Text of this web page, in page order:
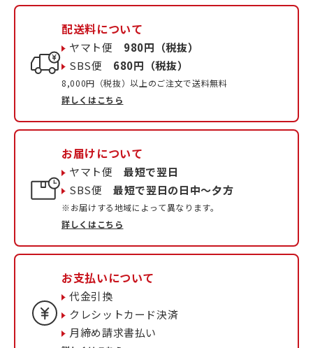
配送料について
ヤマト便 980円（税抜）
SBS便 680円（税抜）
8,000円（税抜）以上のご注文で送料無料
詳しくはこちら
お届けについて
ヤマト便最短で翌日
SBS便最短で翌日の日中〜夕方
※お届けする地域によって異なります。
詳しくはこちら
お支払いについて
代金引換
クレシットカード決済
月締め請求書払い